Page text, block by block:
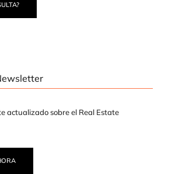
actualizado sobre el Real Estate